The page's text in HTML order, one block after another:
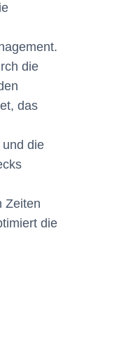
die
das
die
Zeiten
die